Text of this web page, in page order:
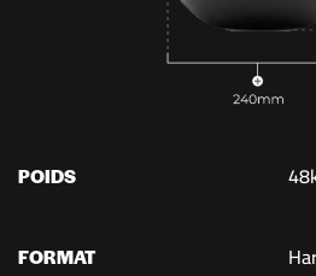
POIDS
FORMAT